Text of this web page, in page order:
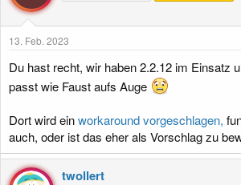
o
n
n
13. Feb. 2023
Du hast recht, wir haben 2.2.12 im Einsatz
passt wie Faust aufs Auge
Dort wird einworkaround vorgeschlagen,
auch, oder ist das eher als Vorschlag zu
twollert